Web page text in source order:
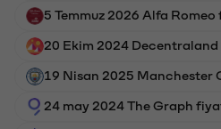
5 Temmuz 2026 Alfa Romeo
20 Ekim 2024 Decentraland
19 Nisan 2025 Manchester
24 may 2024 The Graph